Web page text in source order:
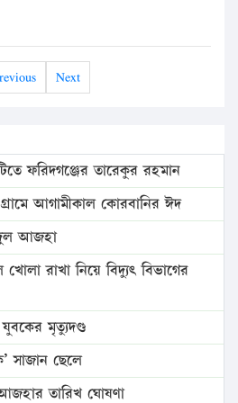
Next
ফরিদগঞ্জের তারেকুর রহমান
আগামীকাল কোরবানির ঈদ
আজহা
রাখা নিয়ে বিদ্যুৎ বিভাগের
মৃত্যুদণ্ড
সাজান ছেলে
তারিখ ঘোষণা